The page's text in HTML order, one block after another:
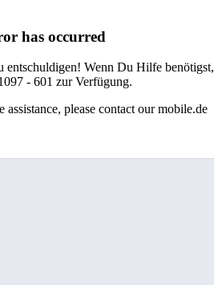
has occurred
entschuldigen! Wenn Du Hilfe benötigst,
- 601 zur Verfügung.
please contact our mobile.de